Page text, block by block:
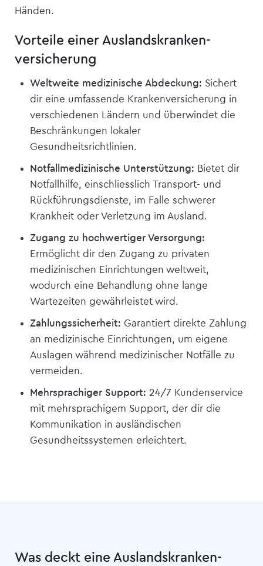
Händen.
Vorteile einer Auslandskranken­
versicherung
Weltweite medizinische Abdeckung: Sichert
dir eine umfassende Kranken­versicherung in
verschiedenen Ländern und überwindet die
Beschränkungen lokaler
Gesundheitsrichtlinien.
Notfallmedizinische Unterstützung: Bietet dir
Notfallhilfe, einschliesslich Transport- und
Rückführungsdienste, im Falle schwerer
Krankheit oder Verletzung im Ausland.
Zugang zu hochwertiger Versorgung:
Ermöglicht dir den Zugang zu privaten
medizinischen Einrichtungen weltweit,
wodurch eine Behandlung ohne lange
Wartezeiten gewährleistet wird.
Zahlungssicherheit: Garantiert direkte Zahlung
an medizinische Einrichtungen, um eigene
Auslagen während medizinischer Notfälle zu
vermeiden.
Mehrsprachiger Support: 24/7 Kundenservice
mit mehrsprachigem Support, der dir die
Kommunikation in ausländischen
Gesundheitssystemen erleichtert.
Was deckt eine Auslandskranken­